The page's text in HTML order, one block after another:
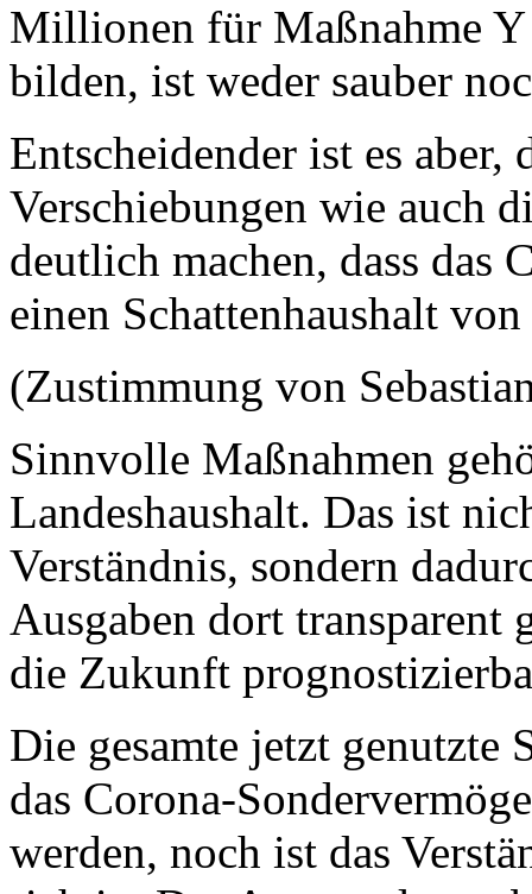
Millionen für Maßnahme Y
bilden, ist weder sauber
Entscheidender ist es aber,
Verschiebungen wie auch
deutlich machen, dass das
einen Schattenhaushalt
(Zustimmung von
Sinnvolle Maßnahmen
Landeshaushalt. Das ist
Verständnis, sondern
Ausgaben dort transparent
die Zukunft
Die gesamte jetzt genutzte
das Corona-
werden, noch ist das